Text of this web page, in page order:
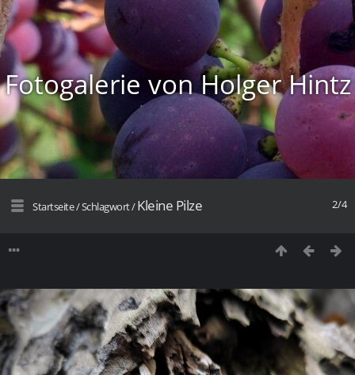
Fotogalerie von Holger Hintz
2/4
Startseite/Schlagwort/Kleine Pilze